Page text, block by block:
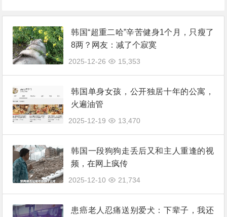
韩国“超重二哈”辛苦健身1个月，只瘦了
8两？网友：减了个寂寞
2025-12-26 15,353
韩国单身女孩，公开独居十年的公寓，
火遍油管
2025-12-19 13,470
韩国一段狗狗走丢后又和主人重逢的视
频，在网上疯传
2025-12-10 21,734
患癌老人忍痛送别爱犬：下辈子，我还